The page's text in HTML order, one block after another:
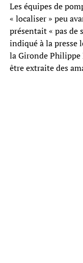
Les équipes de
« localiser » peu
présentait « pas de
indiqué à la presse
la Gironde Philippe
être extraite des